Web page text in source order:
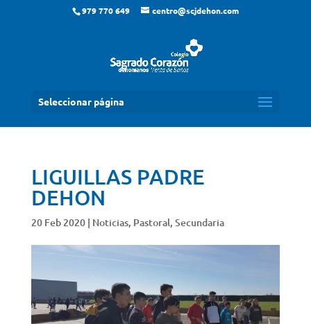
979 770 649 centro@scjdehon.com
Seleccionar página
LIGUILLAS PADRE
DEHON
20 Feb 2020| Noticias, Pastoral, Secundaria